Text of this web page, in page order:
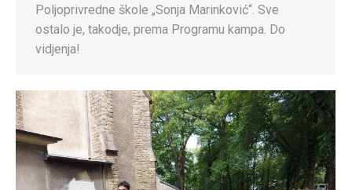
Poljoprivredne škole „Sonja Marinković“. Sve
ostalo je, takodje, prema Programu kampa. Do
vidjenja!